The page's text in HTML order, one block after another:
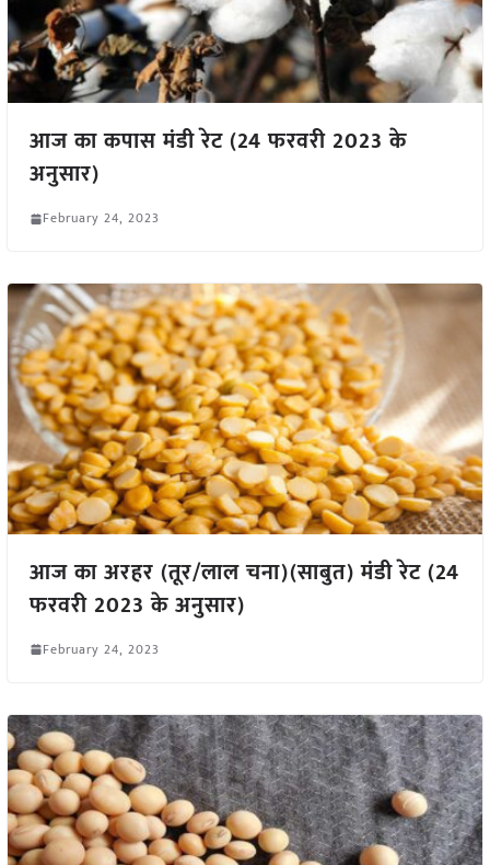
आज का कपास मंडी रेट (24 फरवरी 2023 के
अनुसार)
February 24, 2023
आज का अरहर (तूर/लाल चना)(साबुत) मंडी रेट (24
फरवरी 2023 के अनुसार)
February 24, 2023